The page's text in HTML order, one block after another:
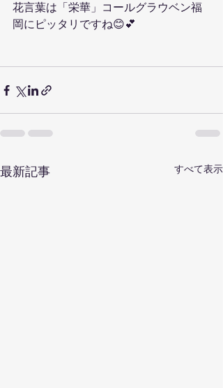
花言葉は「栄華」コールグラウベン福
岡にピッタリですね😊💕
最新記事 すべて表示